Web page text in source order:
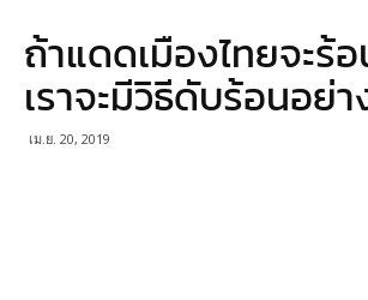
มายา
ถ้าแดดเมืองไทยจะร้
เราจะมีวิธีดับร้อนอย่า
เม.ย. 20, 2019